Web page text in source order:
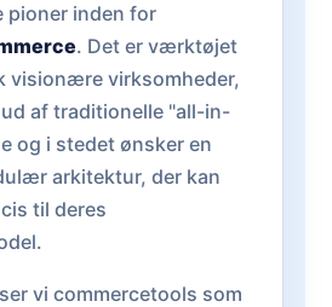
pioner inden for
. Det er værktøjet
visionære virksomheder,
af traditionelle "all-in-
og i stedet ønsker en
arkitektur, der kan
til deres
vi commercetools som